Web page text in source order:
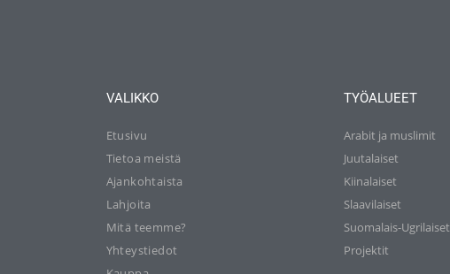
VALIKKO
Etusivu
Tietoa meistä
Ajankohtaista
Lahjoita
Mitä teemme?
Yhteystiedot
TYÖALUEET
Arabit ja muslimit
Juutalaiset
Kiinalaiset
Slaavilaiset
Suomalais-Ugrilaiset
Projektit